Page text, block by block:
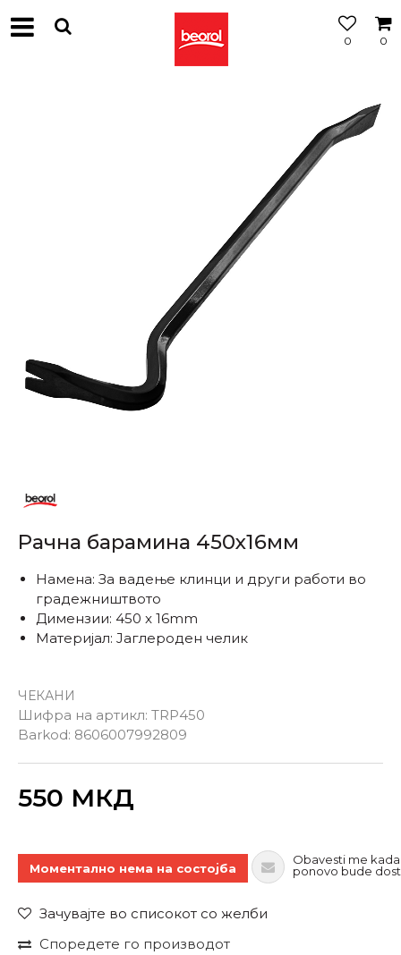
0
0
Рачна барамина 450x16мм
ЧЕКАНИ
Шифра на артикл: TRP450
Barkod: 8606007992809
Намена: За вадење клинци и други работи во
градежништвото
Димензии: 450 x 16mm
Материјал: Јаглероден челик
550 МКД
Моментално нема на состојба
Obavesti me
ponovo bude
Зачувајте во списокот со желби
Споредете го производот